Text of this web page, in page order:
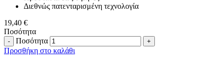
Διεθνώς πατενταρισμένη τεχνολογία
19,40 €
Ποσότητα
Ποσότητα
Προσθήκη στο καλάθι